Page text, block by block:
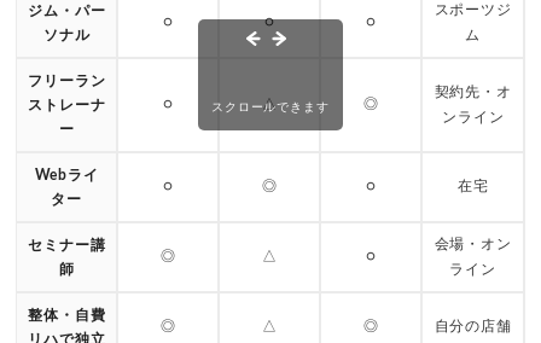
ジム・パー
ソナル
○ ○ ○
スポーツジ
ム
フリーラン
ストレーナ
ー
○ △ ◎
契約先・オ
ンライン
Webライ
ター
○ ◎ ○ 在宅
セミナー講
師
◎ △ ○
会場・オン
ライン
整体・自費
リハで独立
◎ △ ◎ 自分の店舗
スクロールできます